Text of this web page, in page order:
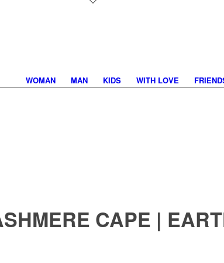
WOMAN MAN KIDS WITH LOVE
CAPE |